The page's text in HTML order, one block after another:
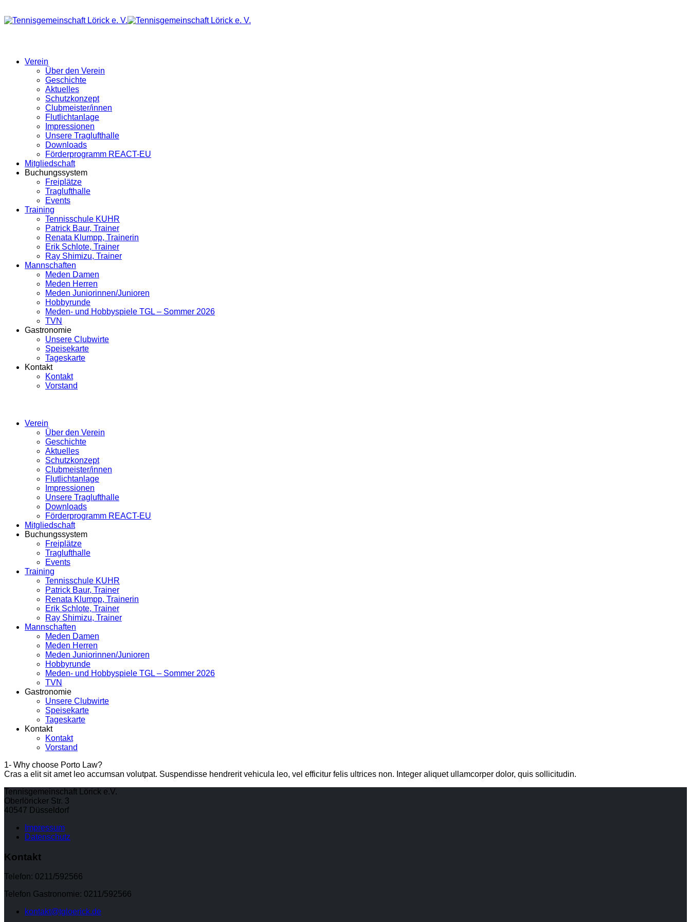
Verein
Über den Verein
Geschichte
Aktuelles
Schutzkonzept
Clubmeister/innen
Flutlichtanlage
Impressionen
Unsere Traglufthalle
Downloads
Förderprogramm REACT-EU
Mitgliedschaft
Buchungssystem
Freiplätze
Traglufthalle
Events
Training
Tennisschule KUHR
Patrick Baur, Trainer
Renata Klumpp, Trainerin
Erik Schlote, Trainer
Ray Shimizu, Trainer
Mannschaften
Meden Damen
Meden Herren
Meden Juniorinnen/Junioren
Hobbyrunde
Meden- und Hobbyspiele TGL – Sommer 2026
TVN
Gastronomie
Unsere Clubwirte
Speisekarte
Tageskarte
Kontakt
Kontakt
Vorstand
Verein
Über den Verein
Geschichte
Aktuelles
Schutzkonzept
Clubmeister/innen
Flutlichtanlage
Impressionen
Unsere Traglufthalle
Downloads
Förderprogramm REACT-EU
Mitgliedschaft
Buchungssystem
Freiplätze
Traglufthalle
Events
Training
Tennisschule KUHR
Patrick Baur, Trainer
Renata Klumpp, Trainerin
Erik Schlote, Trainer
Ray Shimizu, Trainer
Mannschaften
Meden Damen
Meden Herren
Meden Juniorinnen/Junioren
Hobbyrunde
Meden- und Hobbyspiele TGL – Sommer 2026
TVN
Gastronomie
Unsere Clubwirte
Speisekarte
Tageskarte
Kontakt
Kontakt
Vorstand
1- Why choose Porto Law?
Cras a elit sit amet leo accumsan volutpat. Suspendisse hendrerit vehicula leo, vel efficitur felis ultrices non. Integer aliquet ullamcorper dolor, quis sollicitudin.
Tennisgemeinschaft Lörick e.V.
Oberlöricker Str. 3
40547 Düsseldorf
Impressum
Datenschutz
Kontakt
Telefon: 0211/592566
Telefon Gastronomie: 0211/592566
kontakt@tgloerick.de